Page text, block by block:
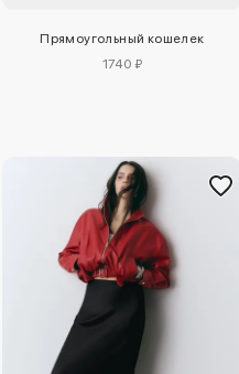
Прямоугольный кошелек
1740 ₽